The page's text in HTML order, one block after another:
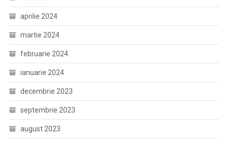
aprilie 2024
martie 2024
februarie 2024
ianuarie 2024
decembrie 2023
septembrie 2023
august 2023